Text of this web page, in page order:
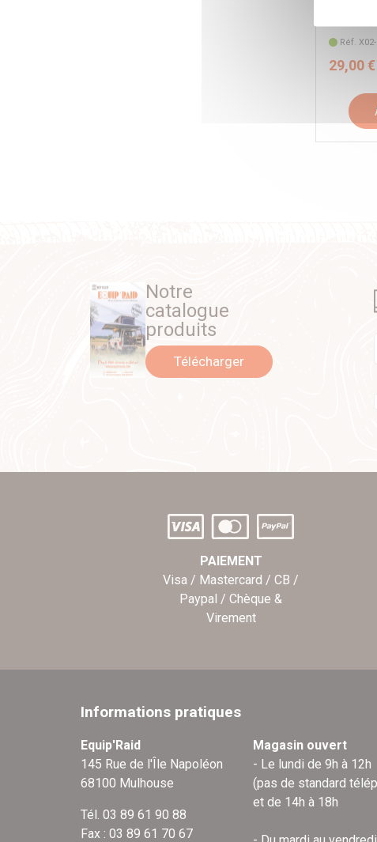
Réf.
29,00
Notre
catalogue
produits
Télécharger
PAIEMENT
Visa / Mastercard / CB /
Paypal / Chèque &
Virement
Informations pratiques
Equip'Raid
145 Rue de l'Île Napoléon
68100 Mulhouse
Tél. 03 89 61 90 88
Fax : 03 89 61 70 67
Magasin ouvert
- Le lundi de 9h à 12h
(pas de standard
et de 14h à 18h